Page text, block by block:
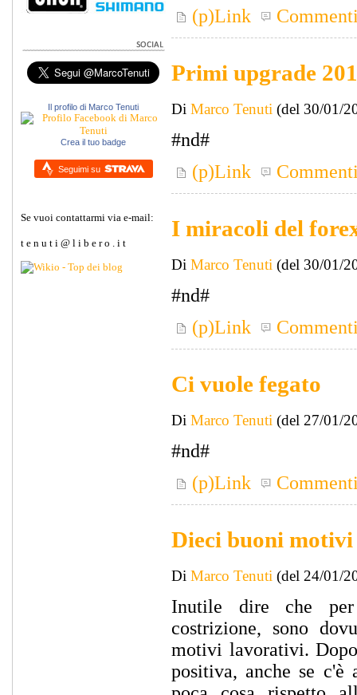
Il profilo di Marco Tenuti
Crea il tuo badge
Seguimi su
Se vuoi contattarmi via e-mail:
t e n u t i @ l i b e r o . i t
(p)Link
Primi upgrade
Di Marco Tenuti (del 30/01/
#nd#
(p)Link
I miracoli del
Di Marco Tenuti (del 30/01/
#nd#
(p)Link
Ci vuole fegato
Di Marco Tenuti (del 27/01/
#nd#
(p)Link
Dieci buoni
Di Marco Tenuti (del 24/01/
Inutile dire che
costrizione, sono
motivi lavorativi.
positiva, anche se c'è